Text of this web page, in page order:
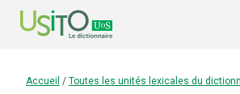
Accueil / Toutes les unités lexicales du